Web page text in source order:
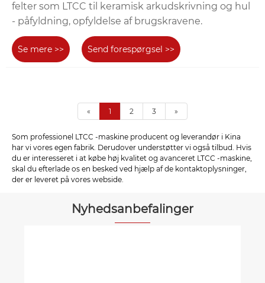
felter som LTCC til keramisk arkudskrivning og hul
- påfyldning, opfyldelse af brugskravene.
Se mere >> Send forespørgsel >>
« 1 2 3 »
Som professionel LTCC -maskine producent og leverandør i Kina
har vi vores egen fabrik. Derudover understøtter vi også tilbud. Hvis
du er interesseret i at købe høj kvalitet og avanceret LTCC -maskine,
skal du efterlade os en besked ved hjælp af de kontaktoplysninger,
der er leveret på vores webside.
Nyhedsanbefalinger